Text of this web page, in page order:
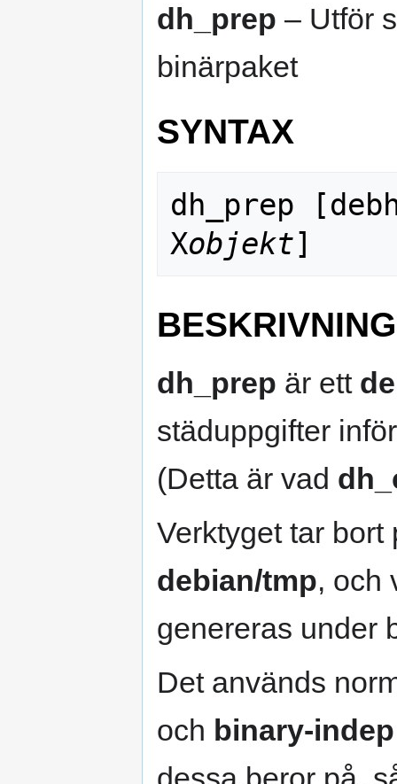
dh_prep – Utför
binärpaket
SYNTAX
dh_prep
Xobjekt
BESKRIVNING
dh_prep är ett
städuppgifter
(Detta är vad
Verktyget tar bort
debian/tmp, och
genereras under
Det används
och binary-indep